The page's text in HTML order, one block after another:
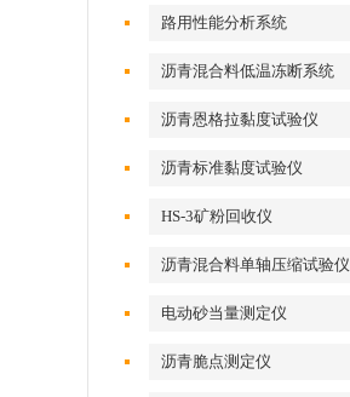
路用性能分析系统
沥青混合料低温冻断系统
沥青恩格拉黏度试验仪
沥青标准黏度试验仪
HS-3矿粉回收仪
沥青混合料单轴压缩试验仪
电动砂当量测定仪
沥青脆点测定仪